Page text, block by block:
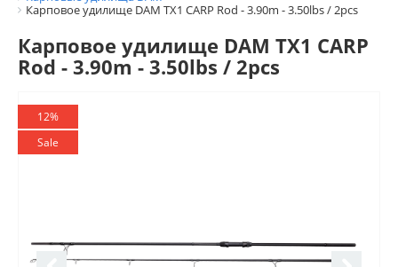
Карповое удилище DAM TX1 CARP Rod - 3.90m - 3.50lbs / 2pcs
Карповое удилище DAM TX1 CARP
Rod - 3.90m - 3.50lbs / 2pcs
12%
Sale